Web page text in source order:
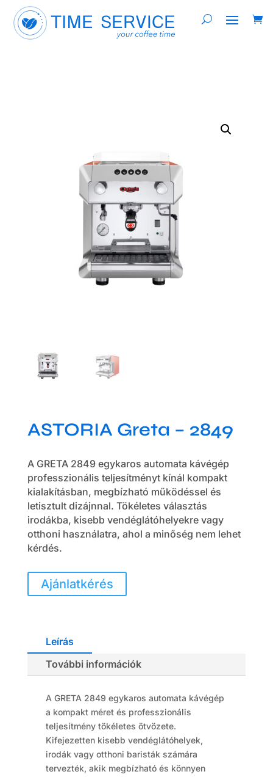
ASTORIA Greta – 2849
A GRETA 2849 egykaros automata kávégép
professzionális teljesítményt kínál kompakt
kialakításban, megbízható működéssel és
letisztult dizájnnal. Tökéletes választás
irodákba, kisebb vendéglátóhelyekre vagy
otthoni használatra, ahol a minőség nem lehet
kérdés.
Ajánlatkérés
Leírás
További információk
A GRETA 2849 egykaros automata kávégép
a kompakt méret és professzionális
teljesítmény tökéletes ötvözete.
Kifejezetten kisebb vendéglátóhelyek,
irodák vagy otthoni baristák számára
tervezték, akik megbízható és könnyen